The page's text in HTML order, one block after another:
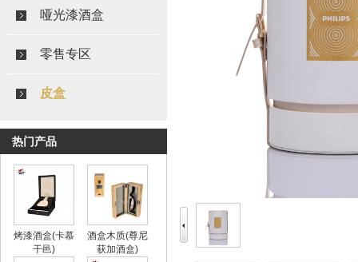
哑光漆酒盒
零售专区
皮盒
热门产品
烤漆酒盒(卡慕
干邑)
酒盒木质(尊尼
获加酒盒)